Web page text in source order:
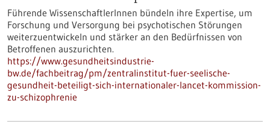
Führende WissenschaftlerInnen bündeln ihre Expertise, um
Forschung und Versorgung bei psychotischen Störungen
weiterzuentwickeln und stärker an den Bedürfnissen von
Betroffenen auszurichten.
https://www.gesundheitsindustrie-
bw.de/fachbeitrag/pm/zentralinstitut-fuer-seelische-
gesundheit-beteiligt-sich-internationaler-lancet-kommission-
zu-schizophrenie